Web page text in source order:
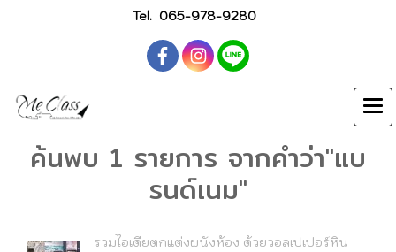
Tel. 065-978-9280
ค้นพบ 1 รายการ จากคำว่า"แบ
รนด์เนม"
รวมไอเดียตกแต่งผนังห้อง ด้วยวอลเปเปอร์หิน